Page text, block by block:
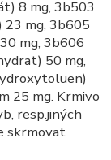
8 mg, 3b503
23 mg, 3b605
mg, 3b606
50 mg,
25 mg. Krmivo
resp.jiných
skrmovat